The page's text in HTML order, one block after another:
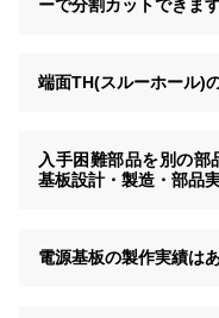
ーで分割カットできま
端面TH(スルーホール)
入手困難部品を別の部
基板設計・製造・部品
電源基板の製作実績は